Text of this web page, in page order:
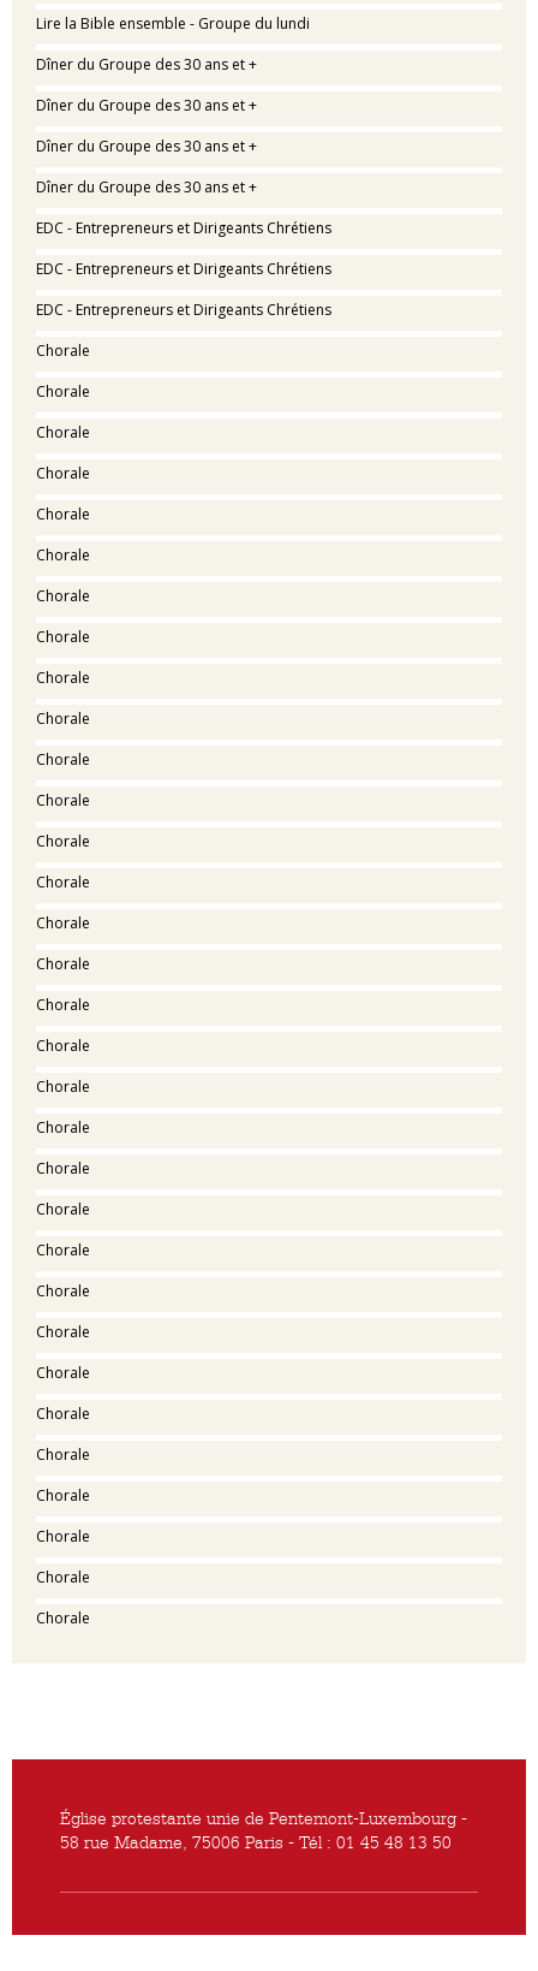
Lire la Bible ensemble - Groupe du lundi
Dîner du Groupe des 30 ans et +
Dîner du Groupe des 30 ans et +
Dîner du Groupe des 30 ans et +
Dîner du Groupe des 30 ans et +
EDC - Entrepreneurs et Dirigeants Chrétiens
EDC - Entrepreneurs et Dirigeants Chrétiens
EDC - Entrepreneurs et Dirigeants Chrétiens
Chorale
Chorale
Chorale
Chorale
Chorale
Chorale
Chorale
Chorale
Chorale
Chorale
Chorale
Chorale
Chorale
Chorale
Chorale
Chorale
Chorale
Chorale
Chorale
Chorale
Chorale
Chorale
Chorale
Chorale
Chorale
Chorale
Chorale
Chorale
Chorale
Chorale
Chorale
Chorale
Église protestante unie de Pentemont-Luxembourg -
58 rue Madame, 75006 Paris - Tél : 01 45 48 13 50